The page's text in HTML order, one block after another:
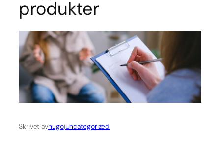
produkter
Skrivet avhugoiUncategorized